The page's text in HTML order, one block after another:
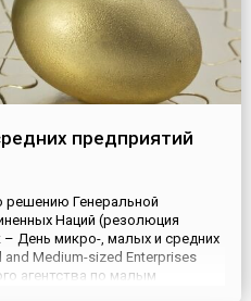
предприятий
решению Генеральной
Наций (резолюция
День микро-, малых и средних
and Medium-sized Enterprises
агентства по малым